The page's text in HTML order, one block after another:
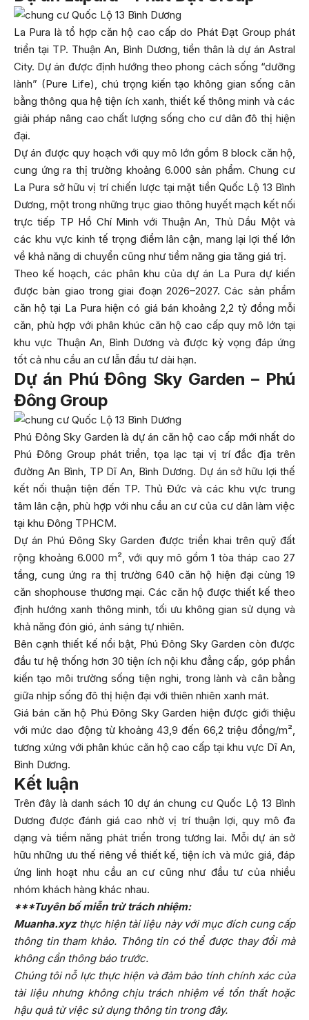
La Pura là tổ hợp căn hộ cao cấp do Phát Đạt Group phát
triển tại TP. Thuận An, Bình Dương, tiền thân là dự án Astral
City. Dự án được định hướng theo phong cách sống “dưỡng
lành” (Pure Life), chú trọng kiến tạo không gian sống cân
bằng thông qua hệ tiện ích xanh, thiết kế thông minh và các
giải pháp nâng cao chất lượng sống cho cư dân đô thị hiện
đại.
Dự án được quy hoạch với quy mô lớn gồm 8 block căn hộ,
cung ứng ra thị trường khoảng 6.000 sản phẩm. Chung cư
La Pura sở hữu vị trí chiến lược tại mặt tiền Quốc Lộ 13 Bình
Dương, một trong những trục giao thông huyết mạch kết nối
trực tiếp TP Hồ Chí Minh với Thuận An, Thủ Dầu Một và
các khu vực kinh tế trọng điểm lân cận, mang lại lợi thế lớn
về khả năng di chuyển cũng như tiềm năng gia tăng giá trị.
Theo kế hoạch, các phân khu của dự án La Pura dự kiến
được bàn giao trong giai đoạn 2026–2027. Các sản phẩm
căn hộ tại La Pura hiện có giá bán khoảng 2,2 tỷ đồng mỗi
căn, phù hợp với phân khúc căn hộ cao cấp quy mô lớn tại
khu vực Thuận An, Bình Dương và được kỳ vọng đáp ứng
tốt cả nhu cầu an cư lẫn đầu tư dài hạn.
Dự án Phú Đông Sky Garden – Phú
Đông Group
Phú Đông Sky Garden là dự án căn hộ cao cấp mới nhất do
Phú Đông Group phát triển, tọa lạc tại vị trí đắc địa trên
đường An Bình, TP Dĩ An, Bình Dương. Dự án sở hữu lợi thế
kết nối thuận tiện đến TP. Thủ Đức và các khu vực trung
tâm lân cận, phù hợp với nhu cầu an cư của cư dân làm việc
tại khu Đông TPHCM.
Dự án Phú Đông Sky Garden được triển khai trên quỹ đất
rộng khoảng 6.000 m², với quy mô gồm 1 tòa tháp cao 27
tầng, cung ứng ra thị trường 640 căn hộ hiện đại cùng 19
căn shophouse thương mại. Các căn hộ được thiết kế theo
định hướng xanh thông minh, tối ưu không gian sử dụng và
khả năng đón gió, ánh sáng tự nhiên.
Bên cạnh thiết kế nổi bật, Phú Đông Sky Garden còn được
đầu tư hệ thống hơn 30 tiện ích nội khu đẳng cấp, góp phần
kiến tạo môi trường sống tiện nghi, trong lành và cân bằng
giữa nhịp sống đô thị hiện đại với thiên nhiên xanh mát.
Giá bán căn hộ Phú Đông Sky Garden hiện được giới thiệu
với mức dao động từ khoảng 43,9 đến 66,2 triệu đồng/m²,
tương xứng với phân khúc căn hộ cao cấp tại khu vực Dĩ An,
Bình Dương.
Kết luận
Trên đây là danh sách 10 dự án chung cư Quốc Lộ 13 Bình
Dương được đánh giá cao nhờ vị trí thuận lợi, quy mô đa
dạng và tiềm năng phát triển trong tương lai. Mỗi dự án sở
hữu những ưu thế riêng về thiết kế, tiện ích và mức giá, đáp
ứng linh hoạt nhu cầu an cư cũng như đầu tư của nhiều
nhóm khách hàng khác nhau.
***Tuyên bố miễn trừ trách nhiệm:
Muanha.xyzthực hiện tài liệu này với mục đích cung cấp
thông tin tham khảo. Thông tin có thể được thay đổi mà
không cần thông báo trước.
Chúng tôi nỗ lực thực hiện và đảm bảo tính chính xác của
tài liệu nhưng không chịu trách nhiệm về tổn thất hoặc
hậu quả từ việc sử dụng thông tin trong đây.